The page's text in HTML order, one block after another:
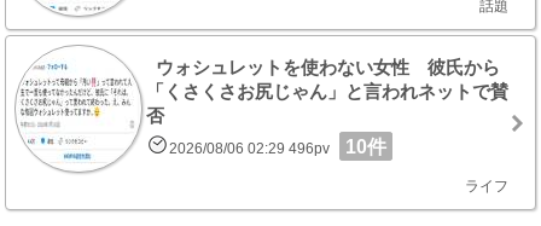
話題
ウォシュレットを使わない女性 彼氏から
「くさくさお尻じゃん」と言われネットで賛
否
2026/08/06 02:29 496pv 10件
ライフ